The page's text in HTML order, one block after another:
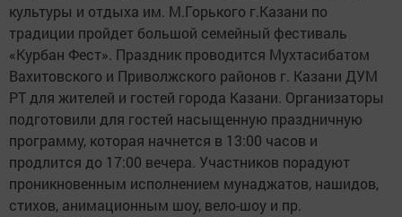
культуры и отдыха им. М.Горького г.Казани по
традиции пройдет большой семейный фестиваль
«Курбан Фест». Праздник проводится Мухтасибатом
Вахитовского и Приволжского районов г. Казани ДУМ
РТ для жителей и гостей города Казани. Организаторы
подготовили для гостей насыщенную праздничную
программу, которая начнется в 13:00 часов и
продлится до 17:00 вечера. Участников порадуют
проникновенным исполнением мунаджатов, нашидов,
стихов, анимационным шоу, вело-шоу и пр.